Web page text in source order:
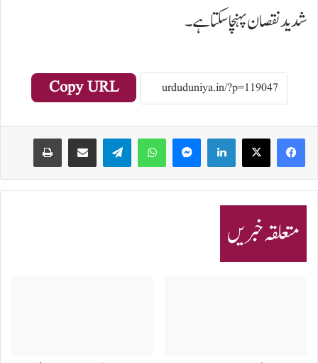
شدید نقصان پہنچا سکتا ہے۔
Copy URL
LinkedIn
WhatsApp
Telegram
متعلقہ خبریں